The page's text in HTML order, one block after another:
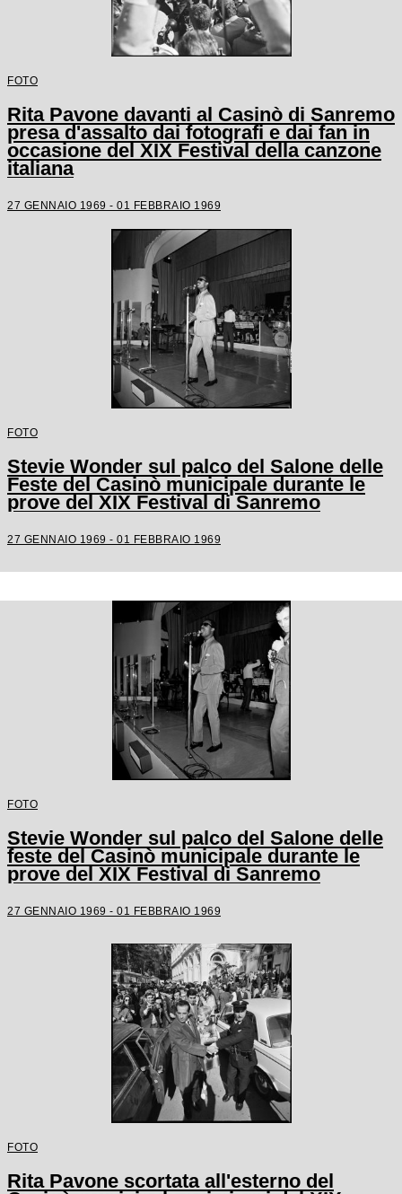
FOTO
Rita Pavone davanti al Casinò di Sanremo
presa d'assalto dai fotografi e dai fan in
occasione del XIX Festival della canzone
italiana
27 GENNAIO 1969 - 01 FEBBRAIO 1969
FOTO
Stevie Wonder sul palco del Salone delle
Feste del Casinò municipale durante le
prove del XIX Festival di Sanremo
27 GENNAIO 1969 - 01 FEBBRAIO 1969
FOTO
Stevie Wonder sul palco del Salone delle
feste del Casinò municipale durante le
prove del XIX Festival di Sanremo
27 GENNAIO 1969 - 01 FEBBRAIO 1969
FOTO
Rita Pavone scortata all'esterno del